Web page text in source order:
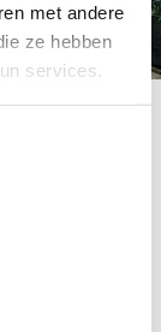
met andere
ze hebben
services.